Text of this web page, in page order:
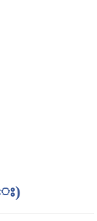
း)